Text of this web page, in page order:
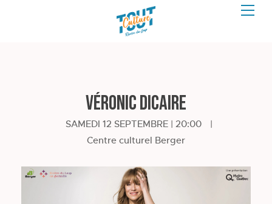
Véronic DiCaire
SAMEDI 12 SEPTEMBRE | 20:00
|
Centre culturel Berger